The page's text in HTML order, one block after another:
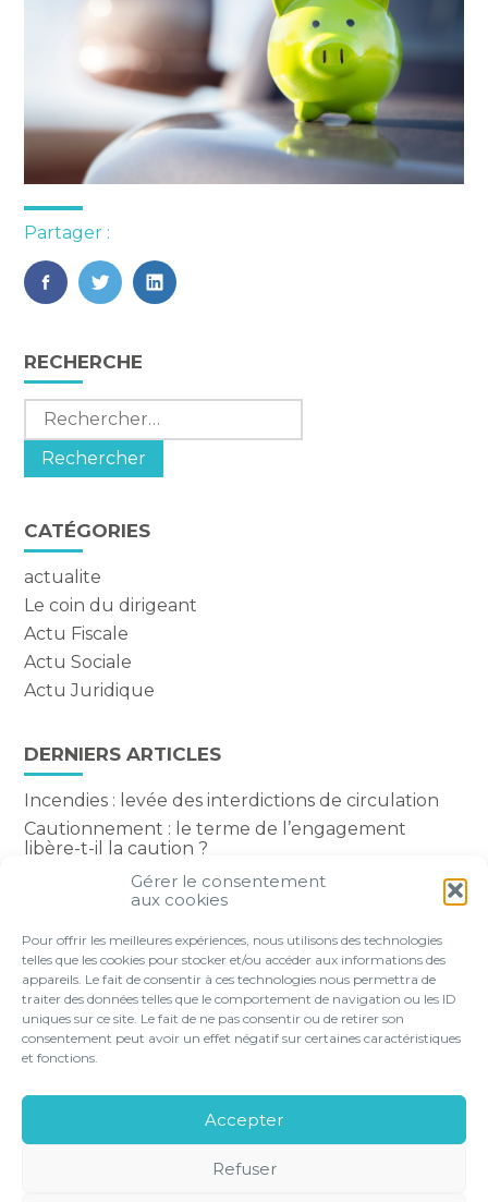
Gérer le consentement
aux cookies
Pour offrir les meilleures expériences, nous utilisons des technologies
telles que les cookies pour stocker et/ou accéder aux informations des
appareils. Le fait de consentir à ces technologies nous permettra de
traiter des données telles que le comportement de navigation ou les ID
uniques sur ce site. Le fait de ne pas consentir ou de retirer son
consentement peut avoir un effet négatif sur certaines caractéristiques
et fonctions.
Accepter
Refuser
Partager :
FaceBook
TwitterLinkedIn
Blog
sidebar
RECHERCHE
Rechercher :
CATÉGORIES
actualite
Le coin du dirigeant
Actu Fiscale
Actu Sociale
Actu Juridique
DERNIERS ARTICLES
Incendies : levée des interdictions de circulation
Cautionnement : le terme de l’engagement
libère-t-il la caution ?
Transport fluvial de marchandises : une aide
financière bienvenue
comptent-elles ?
Footer
NOS SOLUTIONS EN LIGNE
LE CABINET
CONTACT